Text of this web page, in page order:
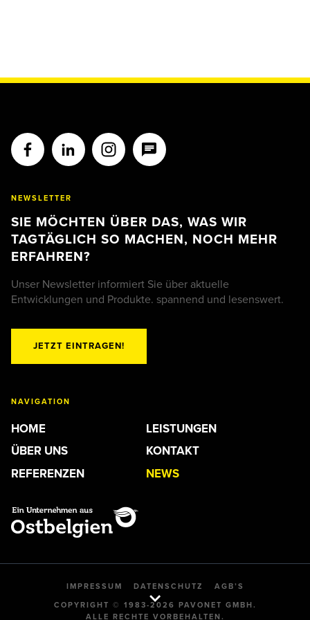
NEWSLETTER
SIE MÖCHTEN ÜBER DAS, WAS WIR
TAGTÄGLICH SO MACHEN, NOCH MEHR
ERFAHREN?
Unser Newsletter informiert Sie über aktuelle
Entwicklungen und Produkte. spannend und lesenswert.
JETZT EINTRAGEN!
NAVIGATION
HOME
ÜBER UNS
REFERENZEN
LEISTUNGEN
KONTAKT
NEWS
IMPRESSUM DATENSCHUTZ
AGB’S
COPYRIGHT © 1983-2026 PAVONET GMBH.
ALLE RECHTE VORBEHALTEN.